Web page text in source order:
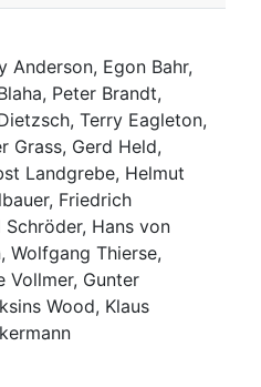
Anderson, Egon Bahr,
Peter Brandt,
Terry Eagleton,
Grass, Gerd Held,
Landgrebe, Helmut
Friedrich
Schröder, Hans von
Wolfgang Thierse,
Vollmer, Gunter
Wood, Klaus